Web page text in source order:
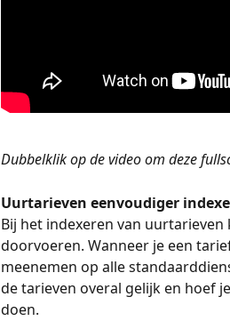
Dubbelklik op de video om deze
Uurtarieven eenvoudiger
Bij het indexeren van
doorvoeren. Wanneer je een
meenemen op alle
de tarieven overal gelijk en hoef
doen.